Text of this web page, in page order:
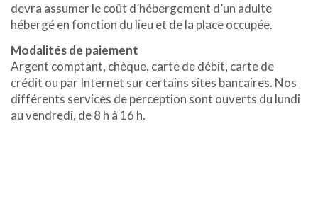
devra assumer le coût d’hébergement d’un adulte
hébergé en fonction du lieu et de la place occupée.
Modalités de paiement
Argent comptant, chèque, carte de débit, carte de
crédit ou par Internet sur certains sites bancaires. Nos
différents services de perception sont ouverts du lundi
au vendredi, de 8 h à 16 h.